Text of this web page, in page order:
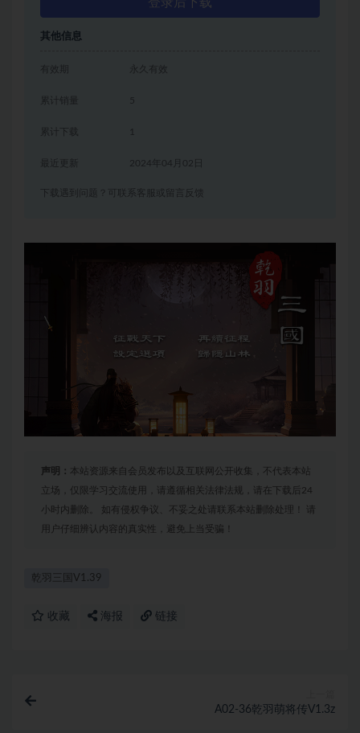
登录后下载
其他信息
有效期 永久有效
累计销量 5
累计下载 1
2024年04月02日
下载遇到问题？可联系客服或留言反馈
声明： 本站资源来自会员发布以及互联网公开收集，不代表本站
立场，仅限学习交流使用，请遵循相关法律法规，请在下载后24
小时内删除。 如有侵权争议、不妥之处请联系本站删除处理！ 请
用户仔细辨认内容的真实性，避免上当受骗！
乾羽三国V1.39
收藏 海报 链接
A02-36乾羽萌将传V1.3z